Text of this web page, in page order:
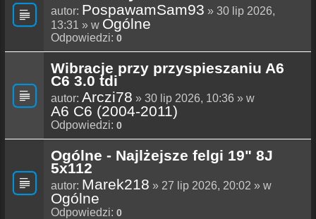
autor: PospawamSam93 » 30 lip 2026,
13:31 » w Ogólne
Odpowiedzi: 0
Wibracje przy przyspieszaniu A6
C6 3.0 tdi
autor: Arczi78 » 30 lip 2026, 10:36 » w
A6 C6 (2004-2011)
Odpowiedzi: 0
Ogólne - Najlżejsze felgi 19" 8J
5x112
autor: Marek218 » 27 lip 2026, 20:02 » w
Ogólne
Odpowiedzi: 0